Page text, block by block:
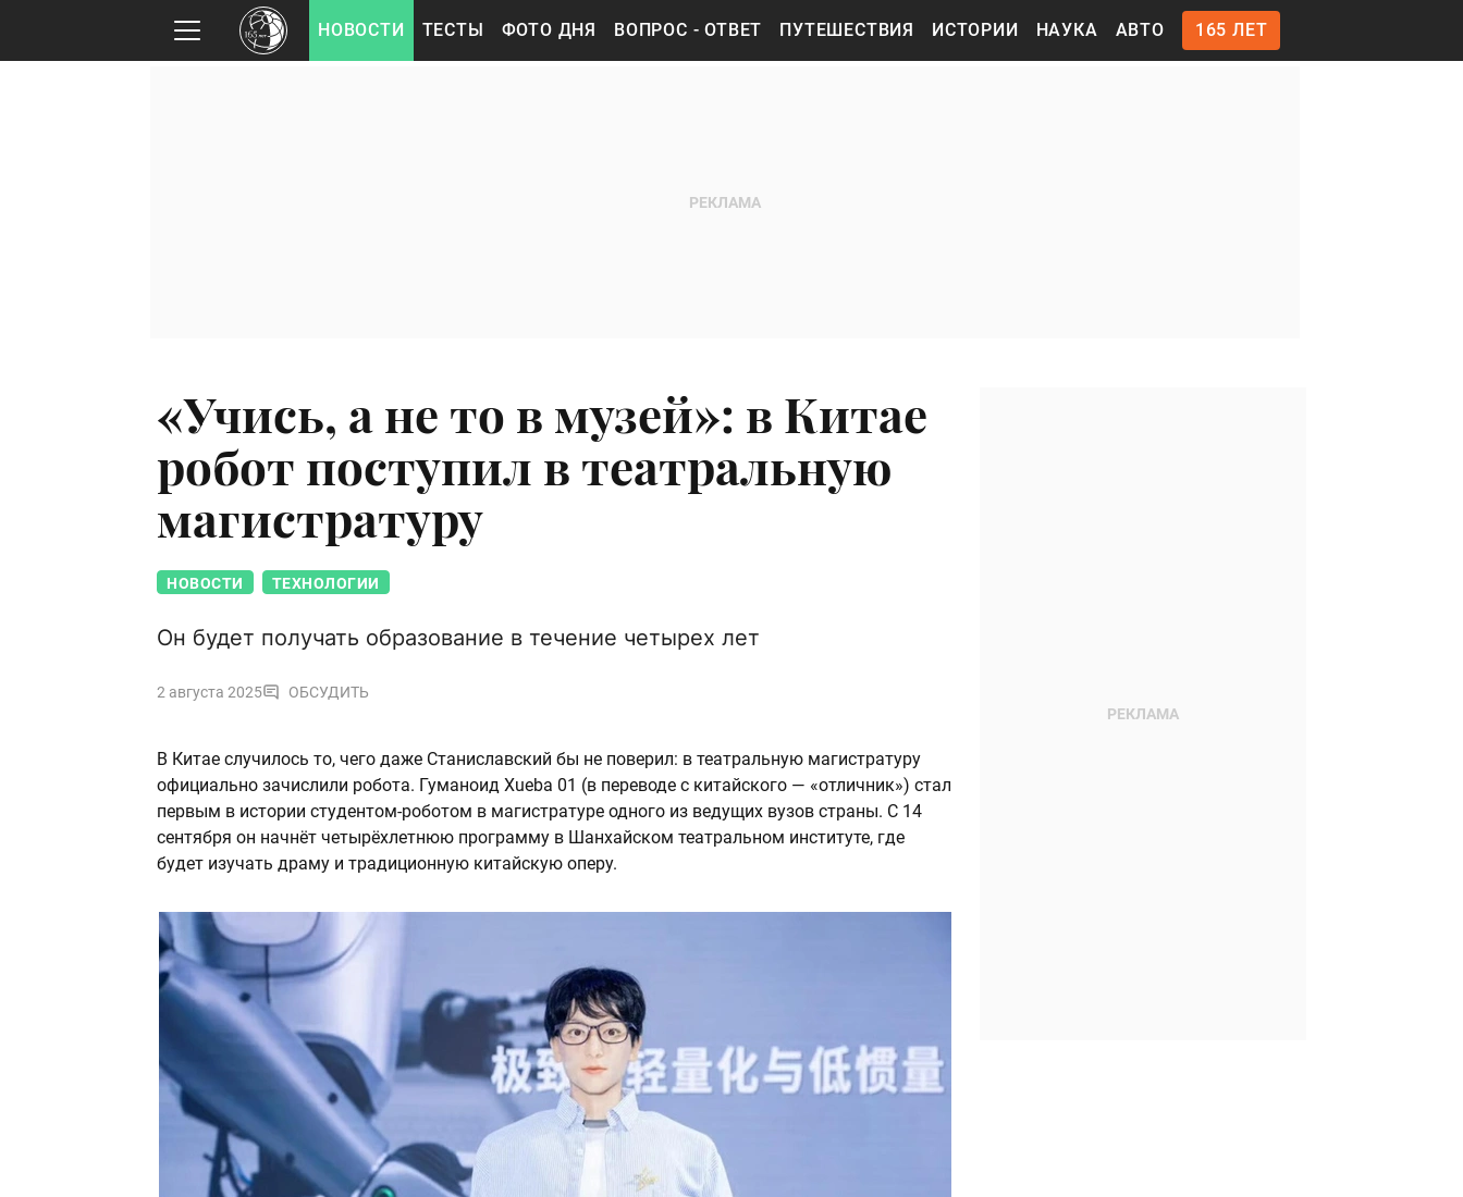
НОВОСТИ ТЕСТЫ ФОТО ДНЯ ВОПРОС - ОТВЕТ ПУТЕШЕСТВИЯ ИСТОРИИ НАУКА АВТО 165 ЛЕТ
«Учись, а не то в музей»: в Китае
робот поступил в театральную
магистратуру
НОВОСТИ ТЕХНОЛОГИИ
Он будет получать образование в течение четырех лет
2 августа 2025 ОБСУДИТЬ
В Китае случилось то, чего даже Станиславский бы не поверил: в театральную магистратуру
официально зачислили робота. Гуманоид Xueba 01 (в переводе с китайского — «отличник») стал
первым в истории студентом-роботом в магистратуре одного из ведущих вузов страны. С 14
сентября он начнёт четырёхлетнюю программу в Шанхайском театральном институте, где
будет изучать драму и традиционную китайскую оперу.